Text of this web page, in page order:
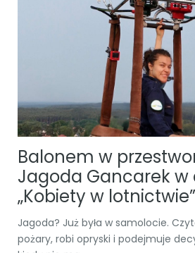
Balonem w
Jagoda Gancarek w
„Kobiety w lotnictwie”
Jagoda? Już była w samolocie.
pożary, robi opryski i podejmuje